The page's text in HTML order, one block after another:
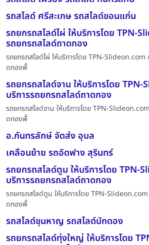
รถสไลด์ ศรีสะเกษ รถสไลด์ขอนแก่น
รถยกรถสไลด์ไผ่ ให้บริการโดย TPN-
รถยกรถสไลด์ถาดกอง
รถยกรถสไลด์ไผ่ ให้บริการโดย TPN-Slideon.com
ดกองพื้
รถยกรถสไลด์จาน ให้บริการโดย
บริการรถยกรถสไลด์ถาดกอง
รถยกรถสไลด์จาน ให้บริการโดย TPN-
ดกองพื้
อ.กันทรลักษ์ จัดส่ง อุบล
เคลื่อนย้าย รถอัดฟาง สุรินทร์
รถยกรถสไลด์ตูม ให้บริการโดย TPN-
บริการรถยกรถสไลด์ถาดกอง
รถยกรถสไลด์ตูม ให้บริการโดย TPN-
ดกองพื้
รถสไลด์ขุนหาญ รถสไลด์บักดอง
รถยกรถสไลด์ทุ่งใหญ่ ให้บริการโดย